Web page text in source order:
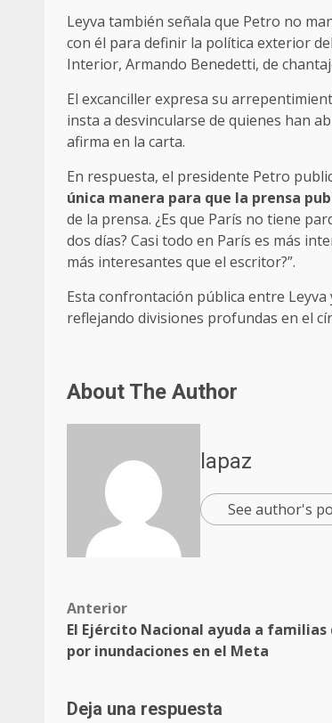
Leyva también señala que Petro no
con él para definir la política exterior
Interior, Armando Benedetti, de
El excanciller expresa su
insta a desvincularse de quienes han
afirma en la carta.
En respuesta, el presidente Petro
única manera para que la prensa
de la prensa. ¿Es que París no tiene
dos días? Casi todo en París es más
más interesantes que el escritor?”.
Esta confrontación pública entre
reflejando divisiones profundas en el
About The Author
lapaz
See author's
Anterior
El Ejército Nacional ayuda a
por inundaciones en el Meta
Deja una respuesta